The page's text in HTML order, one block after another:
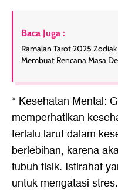
Baca Juga :
Ramalan Tarot 2025
Membuat Rencana Masa
* Kesehatan Mental:
memperhatikan
terlalu larut dalam
berlebihan, karena
tubuh fisik. Istirahat
untuk mengatasi stres.